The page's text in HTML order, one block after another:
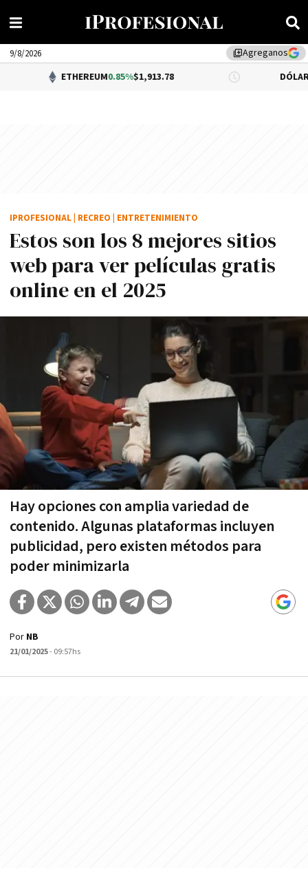
library_addAgreganos
9/8/2026
ETHEREUM0.85%$1,913.78 DÓLAR BNA
Estos son los 8 mejores sitios
web para ver películas gratis
online en el 2025
Hay opciones con amplia variedad de
contenido. Algunas plataformas incluyen
publicidad, pero existen métodos para
poder minimizarla
IPROFESIONAL RECREO ENTRETENIMIENTO
Por NB
21/01/2025- 09:57hs